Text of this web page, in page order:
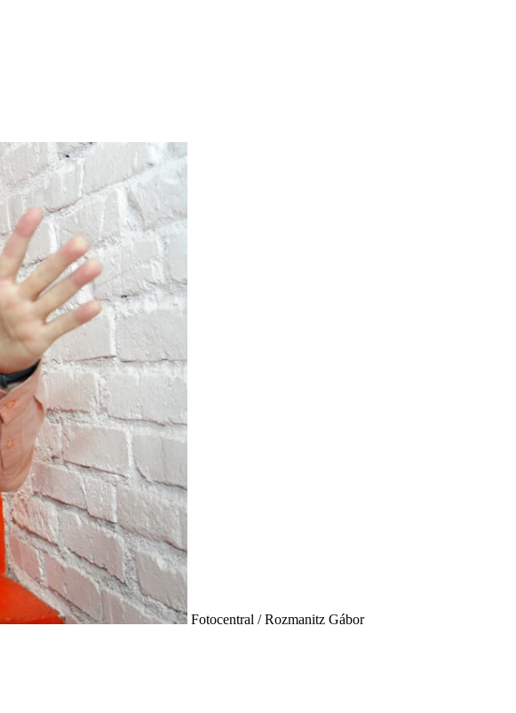
Fotocentral / Rozmanitz Gábor